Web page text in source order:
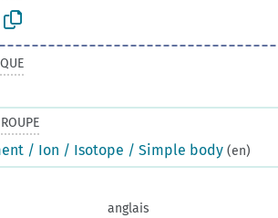
/ Ion / Isotope / Simple body (en)
anglais